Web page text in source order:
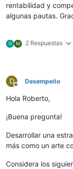
rentabilidad y
algunas pautas.
G M 2 Respuestas
D
Desconectado
Desempeño
Hola Roberto,
¡Buena pregunta!
Desarrollar una
más como un arte
Considera los